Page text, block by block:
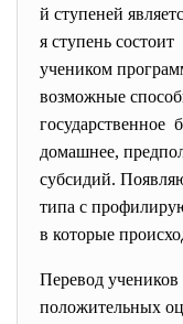
й ступеней
я ступень
учеником
возможные
государственное
домашнее,
субсидий.
типа с
в которые
Перевод
положительных